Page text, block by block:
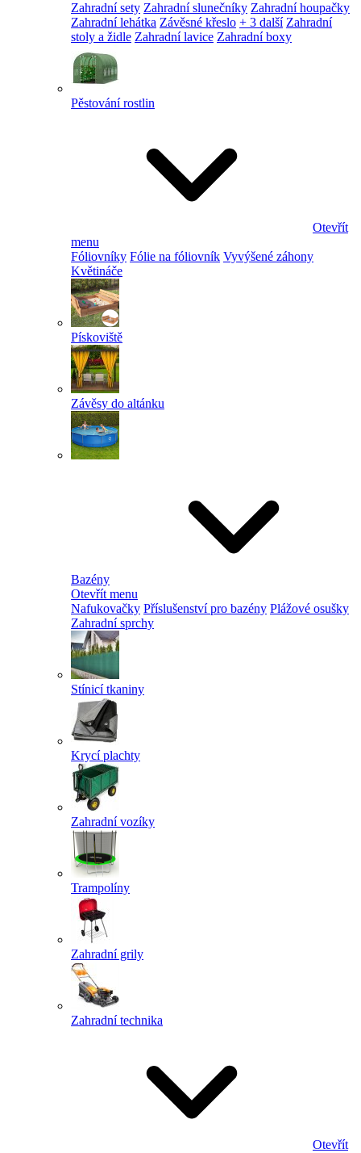
Zahradní sety Zahradní slunečníky Zahradní houpačky
Zahradní lehátka Závěsné křeslo + 3 další Zahradní
stoly a židle Zahradní lavice Zahradní boxy
Pěstování rostlin
Otevřít
menu
Fóliovníky Fólie na fóliovník Vyvýšené záhony
Květináče
Pískoviště
Závěsy do altánku
Bazény
Otevřít menu
Nafukovačky Příslušenství pro bazény Plážové osušky
Zahradní sprchy
Stínicí tkaniny
Krycí plachty
Zahradní vozíky
Trampolíny
Zahradní grily
Zahradní technika
Otevřít